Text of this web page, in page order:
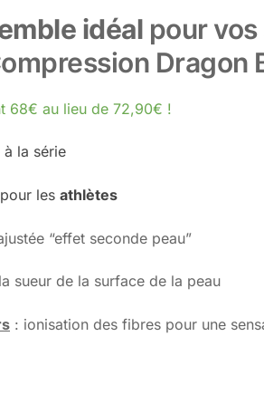
idéal pour
Dragon
68€ au lieu de 72,90€ !
la série
lesathlètes
“effet seconde peau”
sueur de la surface de la peau
: ionisation des fibres pour une